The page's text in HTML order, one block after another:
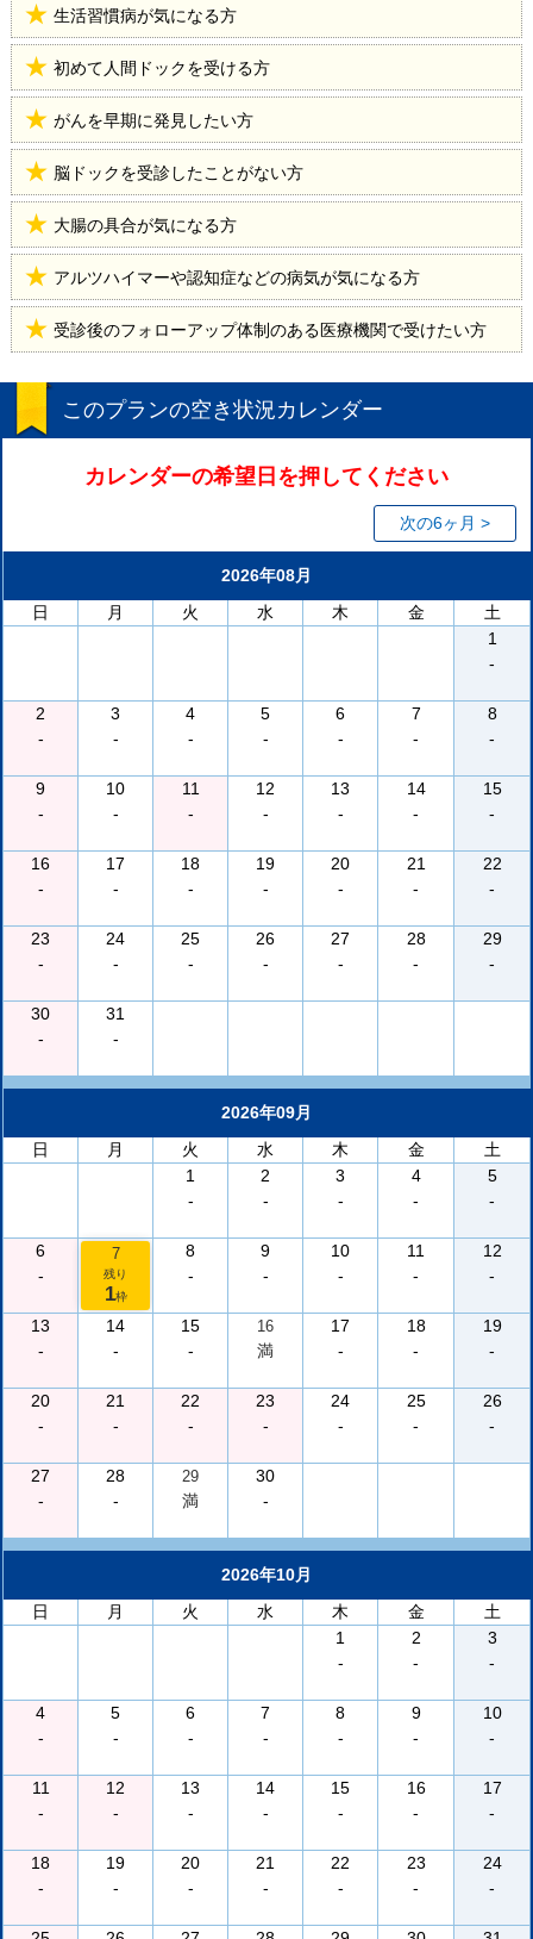
生活習慣病が気になる方
初めて人間ドックを受ける方
がんを早期に発見したい方
脳ドックを受診したことがない方
大腸の具合が気になる方
アルツハイマーや認知症などの病気が気になる方
受診後のフォローアップ体制のある医療機関で受けたい方
このプランの空き状況カレンダー
カレンダーの希望日を押してください
次の6ヶ月 >
2026年08月
日
月 火 水 木 金
土
1
-
2
-
3
-
4
-
5
-
6
-
7
-
8
-
9
-
10
-
11
-
12
-
13
-
14
-
15
-
16
-
17
-
18
-
19
-
20
-
21
-
22
-
23
-
24
-
25
-
26
-
27
-
28
-
29
-
30
-
31
-
2026年09月
日
月 火 水 木 金
土
1
-
2
-
3
-
4
-
5
-
6
-
7
残り
1枠
8
-
9
-
10
-
11
-
12
-
13
-
14
-
15
-
16
満
17
-
18
-
19
-
20
-
21
-
22
-
23
-
24
-
25
-
26
-
27
-
28
-
29
満
30
-
2026年10月
日
月 火 水 木 金
土
1
-
2
-
3
-
4
-
5
-
6
-
7
-
8
-
9
-
10
-
11
-
12
-
13
-
14
-
15
-
16
-
17
-
18
-
19
-
20
-
21
-
22
-
23
-
24
-